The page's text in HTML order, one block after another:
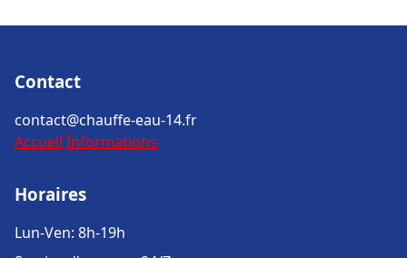
Contact
contact@chauffe-eau-14.fr
Accueil Informations
Horaires
Lun-Ven: 8h-19h